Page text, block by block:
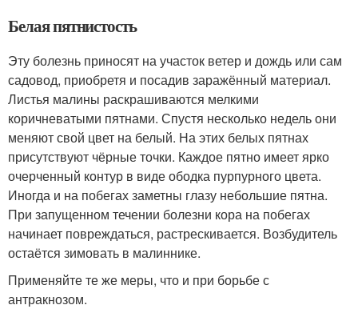
Белая пятнистость
Эту болезнь приносят на участок ветер и дождь или сам
садовод, приобретя и посадив заражённый материал.
Листья малины раскрашиваются мелкими
коричневатыми пятнами. Спустя несколько недель они
меняют свой цвет на белый. На этих белых пятнах
присут­ствуют чёрные точки. Каждое пятно имеет ярко
очерченный контур в виде ободка пурпурного цвета.
Иногда и на побегах заметны глазу небольшие пятна.
При запущенном течении болезни кора на побегах
начинает повреждаться, растрескивается. Возбудитель
остаётся зимовать в малиннике.
Применяйте те же меры, что и при борьбе с
антракнозом.